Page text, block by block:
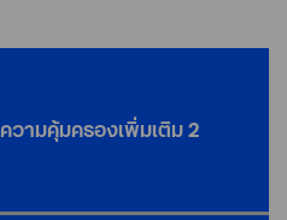
ความคุ้มครองเพิ่มเติม 2